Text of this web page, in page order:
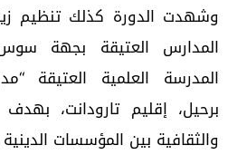
وشهدت الدورة كذلك تنظيم
المدارس العتيقة بجهة
المدرسة العلمية العتيقة
برحيل، إقليم تارودانت، بهدف
والثقافية بين المؤسسات